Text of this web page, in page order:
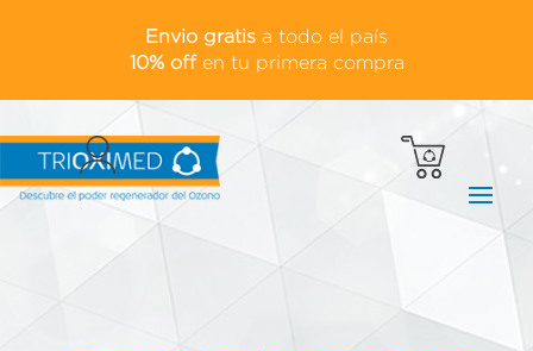
Envio gratis a todo el país
10% offen tu primera compra